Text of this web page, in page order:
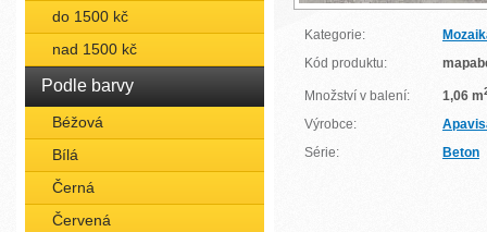
do 1500 kč
nad 1500 kč
Podle barvy
Béžová
Bílá
Černá
Červená
Kategorie:
Kód produktu:
Množství v balení: 1,06 m
Výrobce:
Série:
Beton